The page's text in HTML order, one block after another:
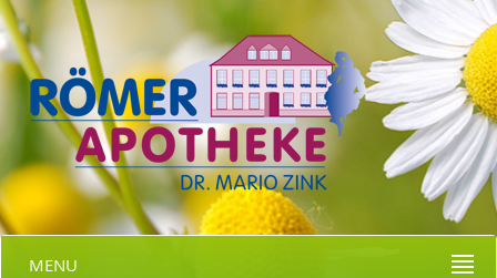
MENU